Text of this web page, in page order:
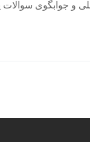
و جوابگوی سوالات